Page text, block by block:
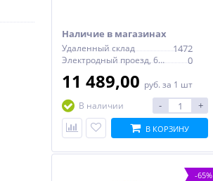
Наличие в магазинах
Удаленный склад 1472
Электродный проезд, 6с1 0
11 489,00 руб. за 1 шт
В наличии
- +
В КОРЗИНУ
-65%